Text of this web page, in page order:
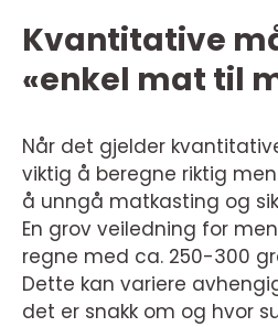
Kvantitative
«enkel mat til
Når det gjelder
viktig å beregne riktig
å unngå matkasting og
En grov veiledning for
regne med ca. 250-300
Dette kan variere
det er snakk om og hvor